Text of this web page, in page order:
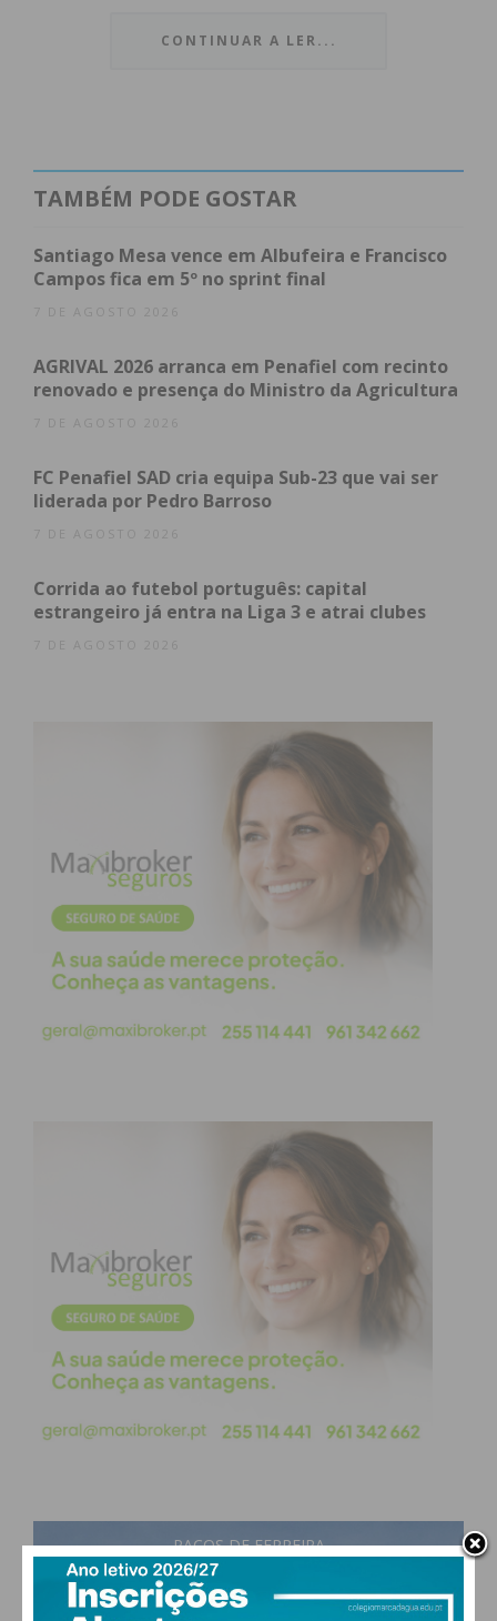
AEP, acrescentando que serão ainda realizadas
celebrativa ao longo do ano, “para que os 130 anos
mostrem o renascer de um tempo turbulento que
se deseja que fique para trás”.
A par disso, a AEP vai realizar um roteiro pelas
freguesias do concelho de Penafiel, durante o qual
a comitiva da Associação Empresarial de Penafiel
tecido empresarial local por forma a poder ajudar e
apoiar em estreita ligação com as juntas de
Os projetos em curso como Granito e Rochas
Similares no Tâmega e Sousa: Sustentabilidade,
idosos do concelho de Penafiel que estiveram a ser
conduzidos de forma mais lenta devido à pandemia,
vão agora desenvolver-se com o ritmo esperado,
podendo até ambos serem concluídos ao longo do
ano dourado”, referiu a AEP.
Eventos de regresso
No que toca à retoma de eventos, o primeiro será a
realização da 11ª edição do Flores e Sabores, que
exposição de hortos e espaços dedicados aos doces
proporcionar momentos de lazer saboreando o
melhor da gastronomia ambulante.
Segue-se o regresso do Penafiel Passeio D’Moda à
rua com a sua sétima edição no dia 11 de junho a
desafiar os empresários do vestuário, calçado e
assessórios a mostrar o melhor das suas coleções
Primavera/Verão ’22. A sua versão de
outono/inverno será em plena capacidade de
público no já habitual auditório do Museu
Municipal de Penafiel no dia 22 de outubro.
AEP, reunindo associados, parceiros, formadores,
formandos e colaboradores por forma a celebrar
os 130 anos da instituição.
CONTINUAR A LER...
TAMBÉM PODE GOSTAR
Santiago Mesa vence em Albufeira e Francisco
Campos fica em 5º no sprint final
7 DE AGOSTO 2026
AGRIVAL 2026 arranca em Penafiel com recinto
renovado e presença do Ministro da Agricultura
7 DE AGOSTO 2026
FC Penafiel SAD cria equipa Sub-23 que vai ser
liderada por Pedro Barroso
7 DE AGOSTO 2026
Corrida ao futebol português: capital
estrangeiro já entra na Liga 3 e atrai clubes
7 DE AGOSTO 2026
PAÇOS DE FERREIRA
°
scattered clouds
51% humidade